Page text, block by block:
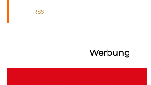
RSS
Werbung